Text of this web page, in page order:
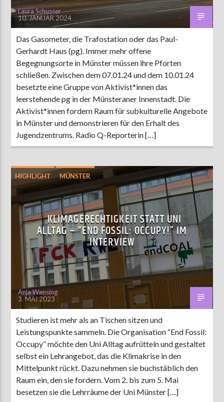
Laura Schusser
10. JANUAR 2024
Das Gasometer, die Trafostation oder das Paul-
Gerhardt Haus (pg). Immer mehr offene
Begegnungsorte in Münster müssen ihre Pforten
schließen. Zwischen dem 07.01.24 und dem 10.01.24
besetzte eine Gruppe von Aktivist*innen das
leerstehende pg in der Münsteraner Innenstadt. Die
Aktivist*innen fordern Raum für subkulturelle Angebote
in Münster und demonstrieren für den Erhalt des
Jugendzentrums. Radio Q-Reporterin […]
HIGHLIGHT MÜNSTER
KLIMAGERECHTIGKEIT STATT UNI
ALLTAG – “END FOSSIL: OCCUPY!” IM
INTERVIEW
Anja Wensing
3. MAI 2023
Studieren ist mehr als an Tischen sitzen und
Leistungspunkte sammeln. Die Organisation “End Fossil:
Occupy” möchte den Uni Alltag aufrütteln und gestaltet
selbst ein Lehrangebot, das die Klimakrise in den
Mittelpunkt rückt. Dazu nehmen sie buchstäblich den
Raum ein, den sie fordern. Vom 2. bis zum 5. Mai
besetzen sie die Lehrräume der Uni Münster […]